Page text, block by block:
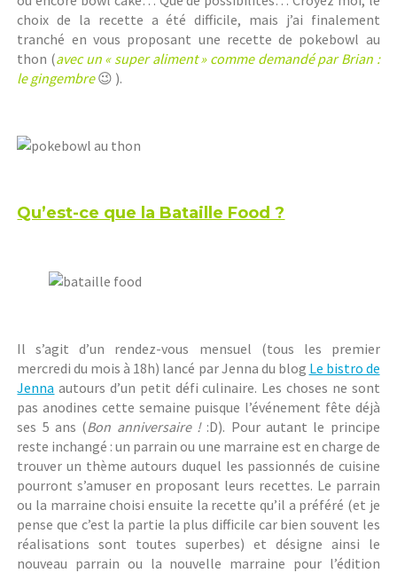
choix de la recette a été difficile, mais j’ai finalement
tranché en vous proposant une recette de pokebowl au
thon (avec un « super aliment » comme demandé par Brian :
le gingembre😉 ).
Qu’est-ce que la Bataille Food ?
Il s’agit d’un rendez-vous mensuel (tous les premier
mercredi du mois à 18h) lancé par Jenna du blog Le bistro de
Jenna autours d’un petit défi culinaire. Les choses ne sont
pas anodines cette semaine puisque l’événement fête déjà
ses 5 ans (Bon anniversaire !:D). Pour autant le principe
reste inchangé : un parrain ou une marraine est en charge de
trouver un thème autours duquel les passionnés de cuisine
pourront s’amuser en proposant leurs recettes. Le parrain
ou la marraine choisi ensuite la recette qu’il a préféré (et je
pense que c’est la partie la plus difficile car bien souvent les
réalisations sont toutes superbes) et désigne ainsi le
nouveau parrain ou la nouvelle marraine pour l’édition